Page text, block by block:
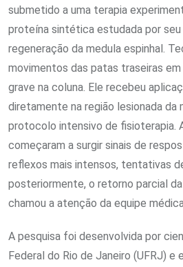
submetido a uma terapia
proteína sintética estudada por
regeneração da medula espinhal.
movimentos das patas traseiras em
grave na coluna. Ele recebeu
diretamente na região lesionada da
protocolo intensivo de fisioterapia.
começaram a surgir sinais de
reflexos mais intensos, tentativas
posteriormente, o retorno parcial
chamou a atenção da equipe
A pesquisa foi desenvolvida por
Federal do Rio de Janeiro (UFRJ) e